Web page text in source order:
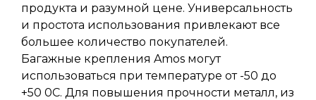
продукта и разумной цене. Универсальность
и простота использования привлекают все
большее количество покупателей.
Багажные крепления Amos могут
использоваться при температуре от -50 до
+50 0С. Для повышения прочности металл, из